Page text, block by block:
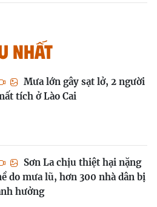
nhất
Mưa lớn gây sạt lở, 2 người
tích ở Lào Cai
Sơn La chịu thiệt hại nặng
do mưa lũ, hơn 300 nhà dân bị
hưởng